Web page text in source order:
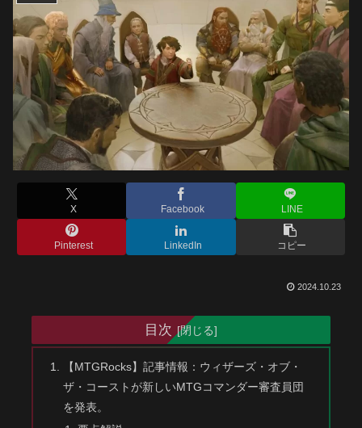
X Facebook LINE
Pinterest LinkedIn コピー
2024.10.23
目次
【MTGRocks】記事情報：ウィザーズ・オブ・
ザ・コーストが新しいMTGコマンダー審査員団
を発表。